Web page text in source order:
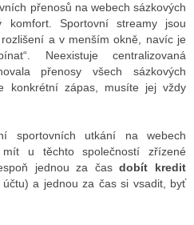
přenosů na webech sázkových
komfort. Sportovní streamy jsou
a v menším okně, navíc je
Neexistuje centralizovaná
přenosy všech sázkových
konkrétní zápas, musíte jej vždy
sportovních utkání na webech
u těchto společností zřízené
jednou za časdobít kredit
a jednou za čas si vsadit, byť